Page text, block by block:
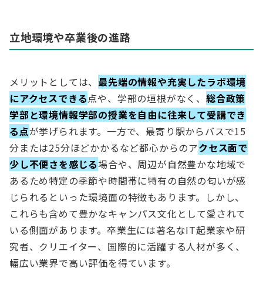
立地環境や卒業後の進路
メリットとしては、 最先端の情報や充実したラボ環境
にアクセスできる点や、学部の垣根がなく、総合政策
学部と環境情報学部の授業を自由に往来して受講でき
る点が挙げられます。一方で、最寄り駅からバスで15
分または25分ほどかかるなど都心からのアクセス面で
少し不便さを感じる場合や、周辺が自然豊かな地域で
あるため特定の季節や時間帯に特有の自然の匂いが感
じられるといった環境面の特徴もあります。しかし、
これらも含めて豊かなキャンパス文化として愛されて
いる側面があります。卒業生には著名なIT起業家や研
究者、クリエイター、国際的に活躍する人材が多く、
幅広い業界で高い評価を得ています。